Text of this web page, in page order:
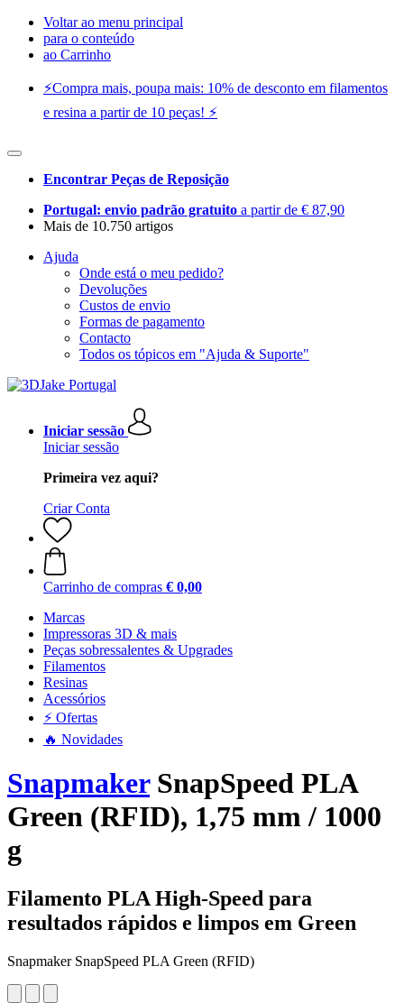
Voltar ao menu principal
para o conteúdo
ao Carrinho
⚡️Compra mais, poupa mais: 10% de desconto em filamentos
e resina a partir de 10 peças! ⚡️
Encontrar Peças de Reposição
Portugal: envio padrão gratuito a partir de € 87,90
Mais de 10.750 artigos
Ajuda
Onde está o meu pedido?
Devoluções
Custos de envio
Formas de pagamento
Contacto
Todos os tópicos em "Ajuda & Suporte"
Iniciar sessão
Iniciar sessão
Primeira vez aqui?
Criar Conta
Carrinho de compras € 0,00
Marcas
Impressoras 3D & mais
Peças sobressalentes & Upgrades
Filamentos
Resinas
Acessórios
⚡ Ofertas
🔥 Novidades
SnapmakerSnapSpeed PLA
Green (RFID), 1,75 mm / 1000
g
Filamento PLA High-Speed para
resultados rápidos e limpos em Green
Snapmaker SnapSpeed PLA Green (RFID)